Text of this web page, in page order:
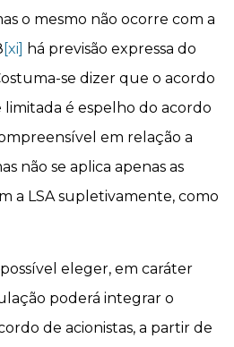
o mesmo não ocorre com a
[xi]
há previsão expressa do
se dizer que o acordo
limitada é espelho do acordo
em relação a
não se aplica apenas as
a LSA supletivamente, como
eleger, em caráter
poderá integrar o
de acionistas, a partir de